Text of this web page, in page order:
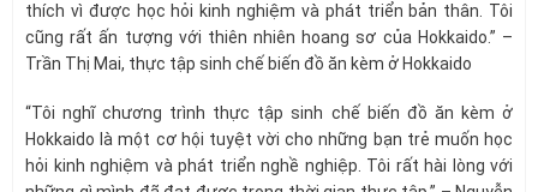
thích vì được học hỏi kinh nghiệm và phát triển bản thân. Tôi
cũng rất ấn tượng với thiên nhiên hoang sơ của Hokkaido.” –
Trần Thị Mai, thực tập sinh chế biến đồ ăn kèm ở Hokkaido
“Tôi nghĩ chương trình thực tập sinh chế biến đồ ăn kèm ở
Hokkaido là một cơ hội tuyệt vời cho những bạn trẻ muốn học
hỏi kinh nghiệm và phát triển nghề nghiệp. Tôi rất hài lòng với